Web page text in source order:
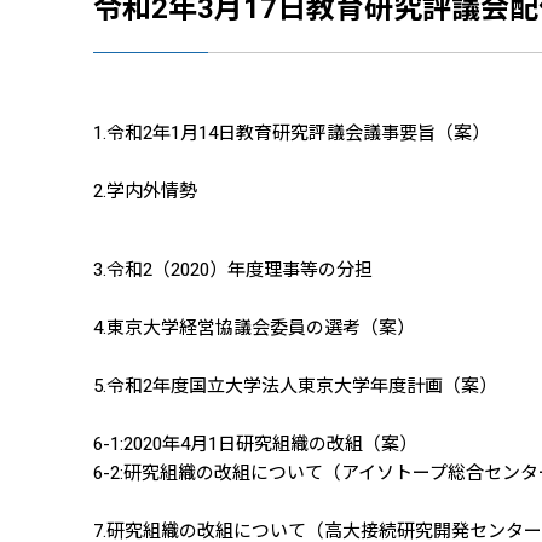
令和2年3月17日教育研究評議会
1.令和2年1月14日教育研究評議会議事要旨（案）
2.学内外情勢
3.令和2（2020）年度理事等の分担
4.東京大学経営協議会委員の選考（案）
5.令和2年度国立大学法人東京大学年度計画（案）
6-1:2020年4月1日研究組織の改組（案）
6-2:研究組織の改組について（アイソトープ総合センタ
7.研究組織の改組について（高大接続研究開発センター